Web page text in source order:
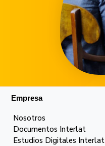
Empresa
Nosotros
Documentos Interlat
Estudios Digitales Interlat